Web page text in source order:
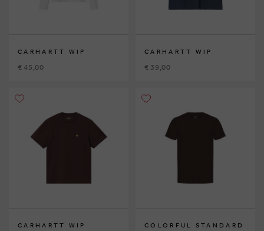
CARHARTT WIP
€ 45,00
CARHARTT WIP
€ 39,00
CARHARTT WIP COLORFUL STANDARD